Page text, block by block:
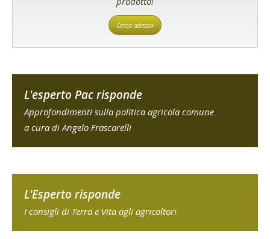
Cerca adesso
L'esperto Pac risponde
Approfondimenti sulla politica agricola comune
a cura di Angelo Frascarelli
L'Esperto risponde
I consigli di Terra e Vita agli agricoltori